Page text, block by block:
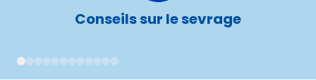
Conseils sur le sevrage
1 234567891011 12